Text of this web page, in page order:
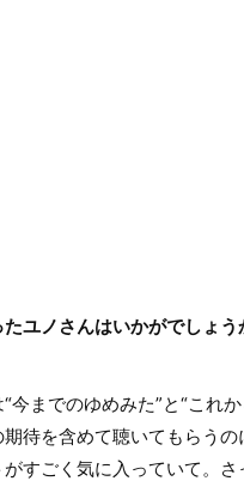
ユノさんはいかがでしょう
までのゆめみた”と“これ
待を含めて聴いてもらう
すごく気に入っていて。